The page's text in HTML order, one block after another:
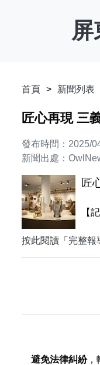
屏
首頁 新聞列表
匠心再現 三
發布時間：2025/
新聞出處：
匠
【
按此閱讀「完整報
避免法律糾紛，